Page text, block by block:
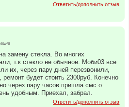
Ответить/дополнить отзыв
замену стекла. Во многих
т.к стекло не обычное. Моби03 все
их, через пару дней перезвонили,
будет стоить 2300руб. Конечно
через пару часов пришла смс о
удобным. Приехал, забрал.
Ответить/дополнить отзыв